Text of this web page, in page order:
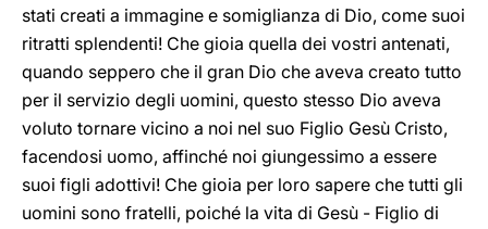
stati creati a immagine e somiglianza di Dio, come suoi
ritratti splendenti! Che gioia quella dei vostri antenati,
quando seppero che il gran Dio che aveva creato tutto
per il servizio degli uomini, questo stesso Dio aveva
voluto tornare vicino a noi nel suo Figlio Gesù Cristo,
facendosi uomo, affinché noi giungessimo a essere
suoi figli adottivi! Che gioia per loro sapere che tutti gli
uomini sono fratelli, poiché la vita di Gesù - Figlio di